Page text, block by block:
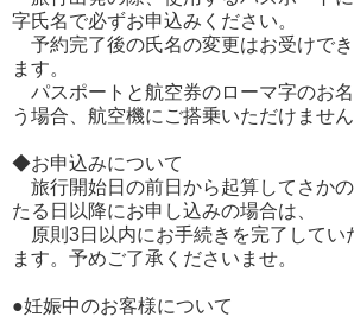
字氏名で必ずお申込みください。
予約完了後の氏名の変更はお受けで
ます。
パスポートと航空券のローマ字のお
う場合、航空機にご搭乗いただけません
◆お申込みについて
旅行開始日の前日から起算してさか
たる日以降にお申し込みの場合は、
原則3日以内にお手続きを完了してい
ます。予めご了承くださいませ。
●妊娠中のお客様について